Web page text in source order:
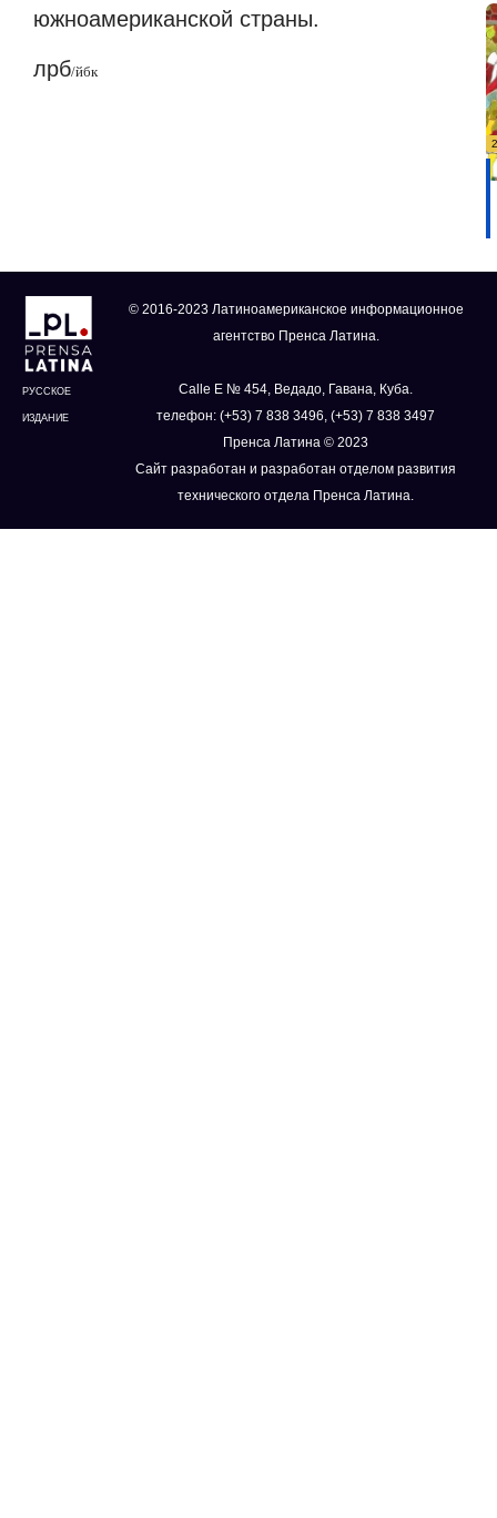
южноамериканской страны.
лрб/йбк
РУССКОЕ
ИЗДАНИЕ
© 2016-2023 Латиноамериканское информационное
агентство Пренса Латина.
Calle E № 454, Ведадо, Гавана, Куба.
телефон: (+53) 7 838 3496, (+53) 7 838 3497
Пренса Латина © 2023
Сайт разработан и разработан отделом развития
технического отдела Пренса Латина.